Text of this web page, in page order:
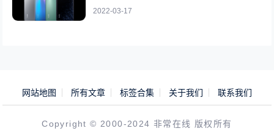
2022-03-17
网站地图 所有文章 标签合集 关于我们 联系我们
Copyright © 2000-2024 非常在线 版权所有